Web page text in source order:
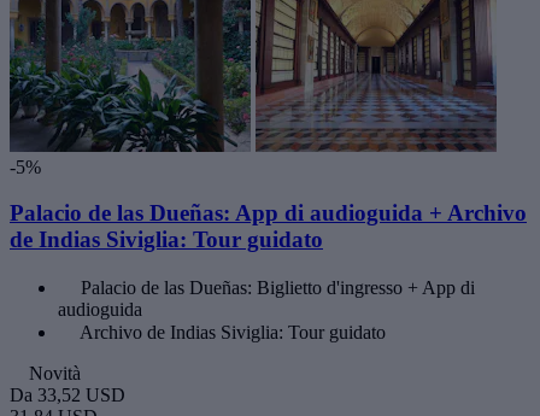
-5%
Palacio de las Dueñas: App di audioguida + Archivo
de Indias Siviglia: Tour guidato
Palacio de las Dueñas: Biglietto d'ingresso + App di
audioguida
Archivo de Indias Siviglia: Tour guidato
Novità
Da 33,52 USD